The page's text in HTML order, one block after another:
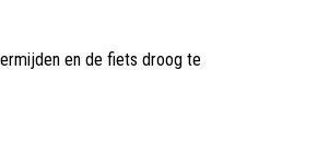
en de fiets droog te